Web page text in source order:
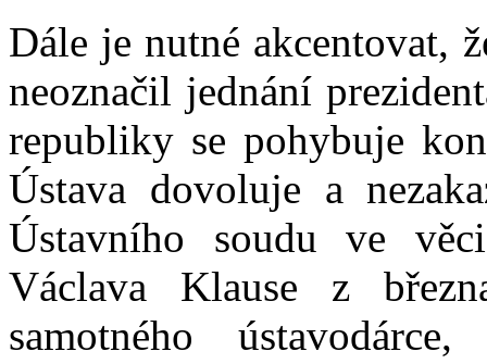
Dále je nutné akcentovat,
neoznačil jednání
republiky se pohybuje
Ústava dovoluje a
Ústavního soudu ve
Václava Klause z
samotného